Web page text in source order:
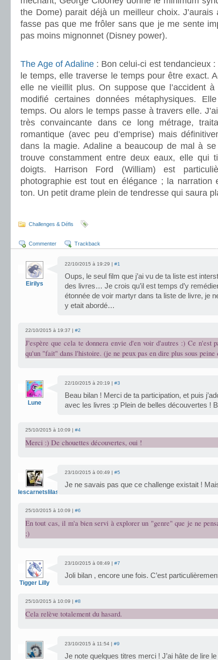
the Dome) parait déjà un meilleur choix.
fasse pas que me frôler sans que je me sente
pas moins mignonnet (Disney power).
The Age of Adaline : Bon celui-ci est tendancieux
le temps, elle traverse le temps pour être exact.
elle ne vieillit plus. On suppose que l’accident
modifié certaines données métaphysiques.
temps. Ou alors le temps passe à travers elle.
très convaincante dans ce long métrage,
romantique (avec peu d’emprise) mais
dans la magie. Adaline a beaucoup de mal à
trouve constamment entre deux eaux, elle qui
doigts. Harrison Ford (William) est
photographie est tout en élégance ; la narration
ton. Un petit drame plein de tendresse qui saura
Challenges & Défis
Commenter Trackback
Eirilys
22/10/2015 à 19:29 | #1
Oups, le seul film que j’ai vu de ta liste est
des livres… Je crois qu’il est temps d’y
étonnée de voir martyr dans ta liste de livre, je
y etait abordé…
22/10/2015 à 19:37 | #2
J'espère que cela te donnera envie d'en voir d'autres :) Ce n'est
qu'un "fait" dans l'histoire. (je ne peux pas en dire plus sous peine
Lune
22/10/2015 à 20:19 | #3
Beau bilan ! Merci de ta participation, et puis
avec les livres :p Plein de belles découvertes !
25/10/2015 à 10:09 | #4
Merci :) De chouettes découvertes, oui !
lescarnetslilas
23/10/2015 à 00:49 | #5
Je ne savais pas que ce challenge existait !
25/10/2015 à 10:09 | #6
En tout cas, il m'a bien servi à explorer un "genre" que je ne
;)
Tigger Lilly
23/10/2015 à 08:49 | #7
Joli bilan , encore une fois. C’est
25/10/2015 à 10:09 | #8
Cela relève totalement du hasard.
23/10/2015 à 11:54 | #9
Je note quelques titres merci ! J’ai hâte de lire